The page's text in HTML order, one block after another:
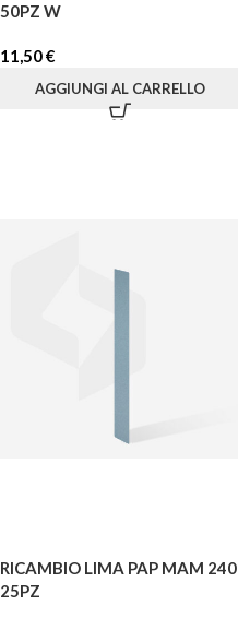
50PZ W
11,50€
AGGIUNGI AL CARRELLO
RICAMBIO LIMA PAP MAM 240
25PZ